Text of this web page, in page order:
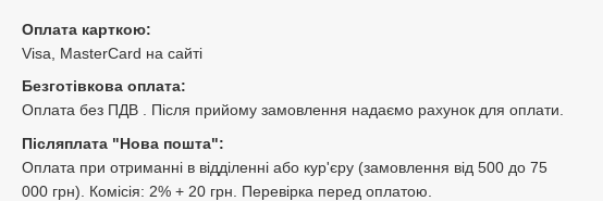
Оплата карткою:
Visa, MasterCard на сайті
Безготівкова оплата:
Оплата без ПДВ . Після прийому замовлення надаємо рахунок для оплати.
Післяплата "Нова пошта":
Оплата при отриманні в відділенні або кур'єру (замовлення від 500 до 75
000 грн). Комісія: 2% + 20 грн. Перевірка перед оплатою.